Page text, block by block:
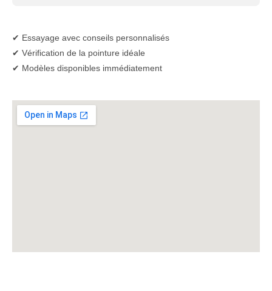
✔ Essayage avec conseils personnalisés
✔ Vérification de la pointure idéale
✔ Modèles disponibles immédiatement